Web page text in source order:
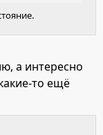
а интересно
то ещё